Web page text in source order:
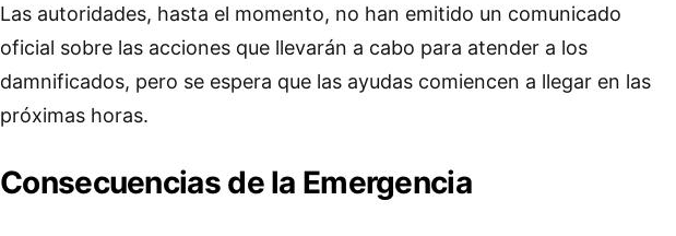
Las autoridades, hasta el momento, no han emitido un comunicado
oficial sobre las acciones que llevarán a cabo para atender a los
damnificados, pero se espera que las ayudas comiencen a llegar en las
próximas horas.
Consecuencias de la Emergencia